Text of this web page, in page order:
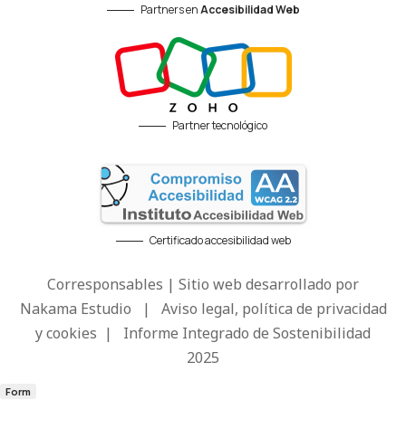
Partners enAccesibilidad Web
Partner tecnológico
Certificado accesibilidad web
Corresponsables | Sitio web desarrollado por
Nakama Estudio | Aviso legal, política de privacidad
y cookies | Informe Integrado de Sostenibilidad
2025
Form